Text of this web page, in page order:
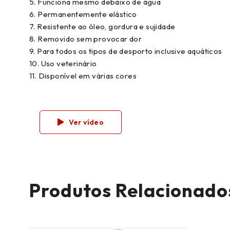
6. Permanentemente elástico
7. Resistente ao óleo, gordura e sujidade
8. Removido sem provocar dor
9. Para todos os tipos de desporto inclusive aquáticos
10. Uso veterinário
11. Disponível em várias cores
Ver vídeo
Produtos